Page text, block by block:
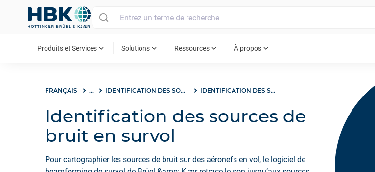
Produits et Services expand_more Solutions expand_more Ressources expand_more À propos expand_more
FRANÇAIS ... IDENTIFICATION DES SOURCES DE BRUIT IDENTIFICATION DES SOURCES DE BRUIT EN SURVOL
Identification des sources de
bruit en survol
Pour cartographier les sources de bruit sur des aéronefs en vol, le logiciel de